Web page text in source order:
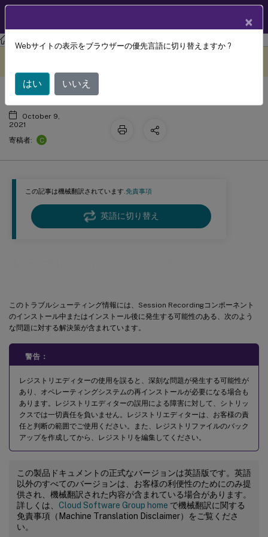
Session Recording Session Recording 2107
この記事は機械翻訳されています.免責事項
英語に切り替え
このトラブルシューティング情報には、Session Recordingコンポーネント
のインストール中またはインストール後に発生する可能性のある、次のよう
な問題に対する解決策が含まれています。
警告：
レジストリエディターの使用を誤ると、深刻な問題が発生する可能性が
あり、オペレーティングシステムの再インストールが必要になる場合も
あります。レジストリエディターの誤用による障害に対して、シトリッ
クスでは一切責任を負いません。レジストリエディターは、お客様の責
任と判断の範囲でご使用ください。また、レジストリファイルのバック
アップを作成してから、レジストリを編集してください。
この製品ドキュメントの正式なバージョンは英語版です。英語
以外のすべてのバージョンは、お客様の利便性のためにのみ提
供され、機械翻訳された内容が含まれている場合があります。
詳しくは、 Cloud Software Group home で機械翻訳に関する
免責事項（Machine Translation Disclaimer）をご覧くださ
い。
トラブルシューティング
October 9,
2021
寄稿者:
C
×
Webサイトの表示をブラウザーの優先言語に切り替えますか ?
はい いいえ